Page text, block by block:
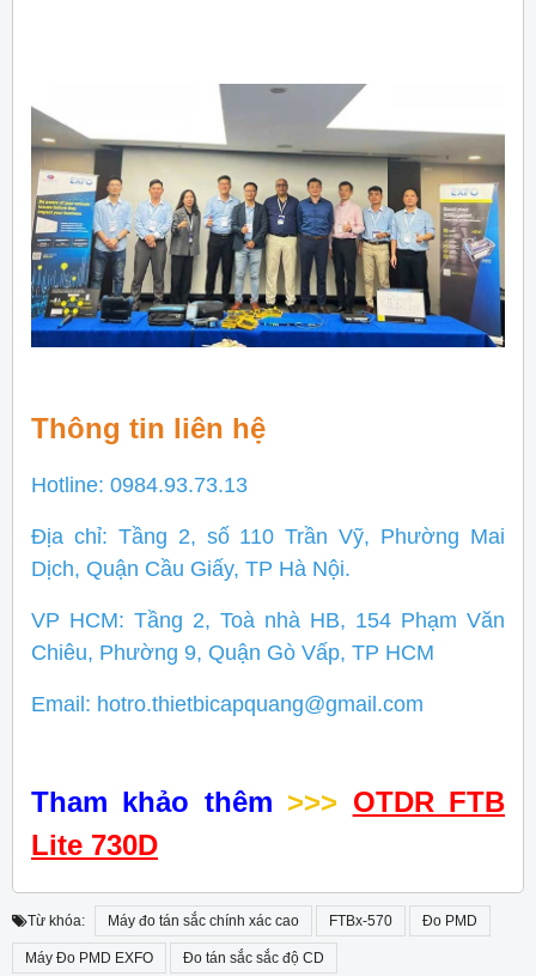
Thông tin liên hệ
Hotline: 0984.93.73.13
Địa chỉ: Tầng 2, số 110 Trần Vỹ, Phường Mai
Dịch, Quận Cầu Giấy, TP Hà Nội.
VP HCM: Tầng 2, Toà nhà HB, 154 Phạm Văn
Chiêu, Phường 9, Quận Gò Vấp, TP HCM
Email: hotro.thietbicapquang@gmail.com
Tham khảo thêm >>> OTDR FTB
Lite 730D
Từ khóa: Máy đo tán sắc chính xác cao FTBx-570 Đo PMD
Máy Đo PMD EXFO Đo tán sắc sắc độ CD